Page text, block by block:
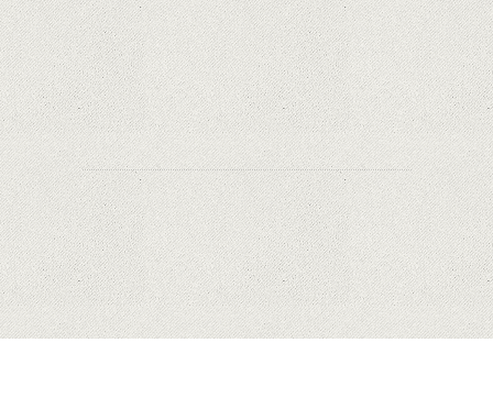
Orange a inclus telefoane premium
recondiționate în portofoliul său; Cum sunt
prețurile față de alte platforme similare?